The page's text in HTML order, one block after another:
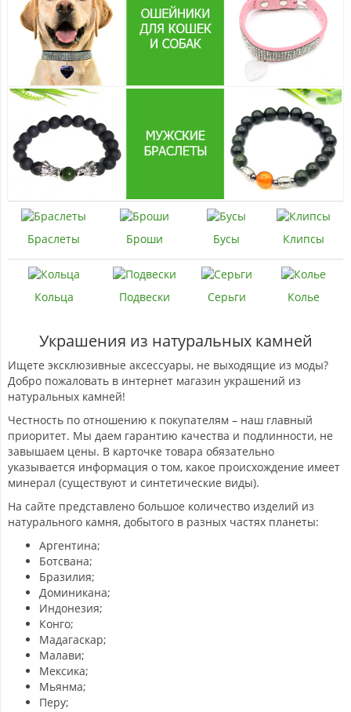
Браслеты Броши Бусы Клипсы
Кольца Подвески Серьги Колье
Украшения из натуральных камней
Ищете эксклюзивные аксессуары, не выходящие из моды?
Добро пожаловать в интернет магазин украшений из
натуральных камней!
Честность по отношению к покупателям – наш главный
приоритет. Мы даем гарантию качества и подлинности, не
завышаем цены. В карточке товара обязательно
указывается информация о том, какое происхождение имеет
минерал (существуют и синтетические виды).
На сайте представлено большое количество изделий из
натурального камня, добытого в разных частях планеты:
Аргентина;
Ботсвана;
Бразилия;
Доминикана;
Индонезия;
Конго;
Мадагаскар;
Малави;
Мексика;
Мьянма;
Перу;